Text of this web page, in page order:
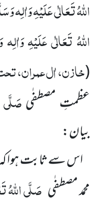
اللہُ تَعَالٰی عَلَیْہِ وَاٰلِہ
اللہُ تَعَالٰی عَلَیْہِ
(خازن، اٰل عمران،
عظمتِ مصطفٰیصَلَّی
بیان:
اس سے ثابت ہوا کہ
محمد مصطفٰی صَلَّی اللہُ